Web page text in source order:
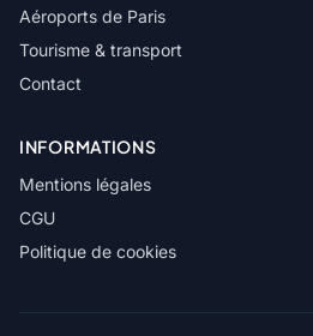
Aéroports de Paris
Tourisme & transport
Contact
INFORMATIONS
Mentions légales
CGU
Politique de cookies